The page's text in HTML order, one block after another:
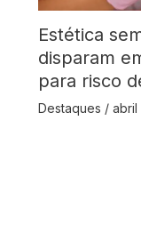
Estética
disparam
para risco
Destaques / abril